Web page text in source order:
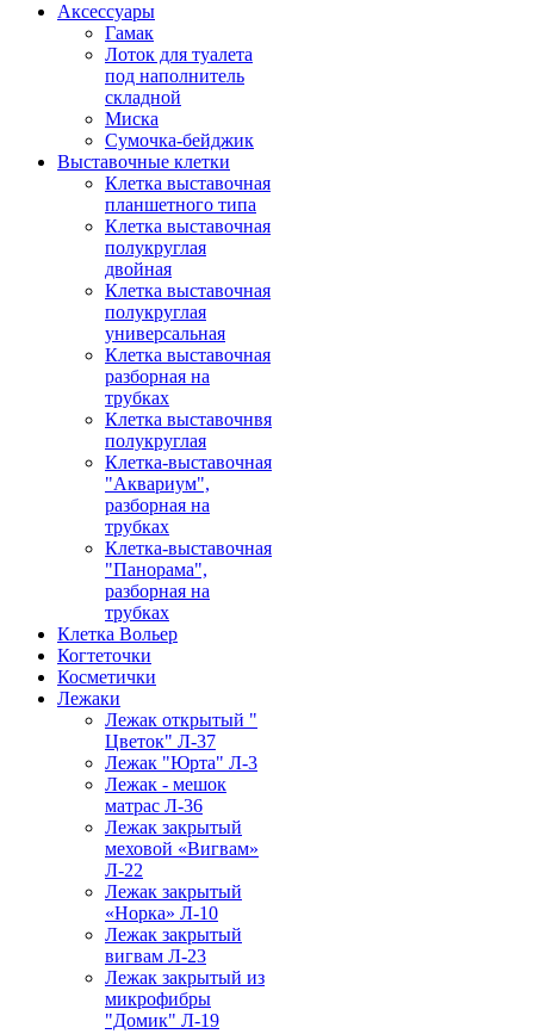
Аксессуары
Гамак
Лоток для туалета
под наполнитель
складной
Миска
Сумочка-бейджик
Выставочные клетки
Клетка выставочная
планшетного типа
Клетка выставочная
полукруглая
двойная
Клетка выставочная
полукруглая
универсальная
Клетка выставочная
разборная на
трубках
Клетка выставочнвя
полукруглая
Клетка-выставочная
"Аквариум",
разборная на
трубках
Клетка-выставочная
"Панорама",
разборная на
трубках
Клетка Вольер
Когтеточки
Косметички
Лежаки
Лежак открытый "
Цветок" Л-37
Лежак "Юрта" Л-3
Лежак - мешок
матрас Л-36
Лежак закрытый
меховой «Вигвам»
Л-22
Лежак закрытый
«Норка» Л-10
Лежак закрытый
вигвам Л-23
Лежак закрытый из
микрофибры
"Домик" Л-19